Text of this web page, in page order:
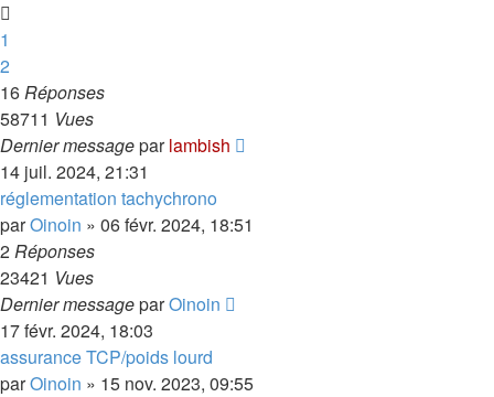
1
2
16Réponses
58711 Vues
Dernier messageparlambish
14 juil. 2024, 21:31
réglementation tachychrono
parOinoin » 06 févr. 2024, 18:51
2Réponses
23421 Vues
Dernier messageparOinoin
17 févr. 2024, 18:03
assurance TCP/poids lourd
parOinoin » 15 nov. 2023, 09:55